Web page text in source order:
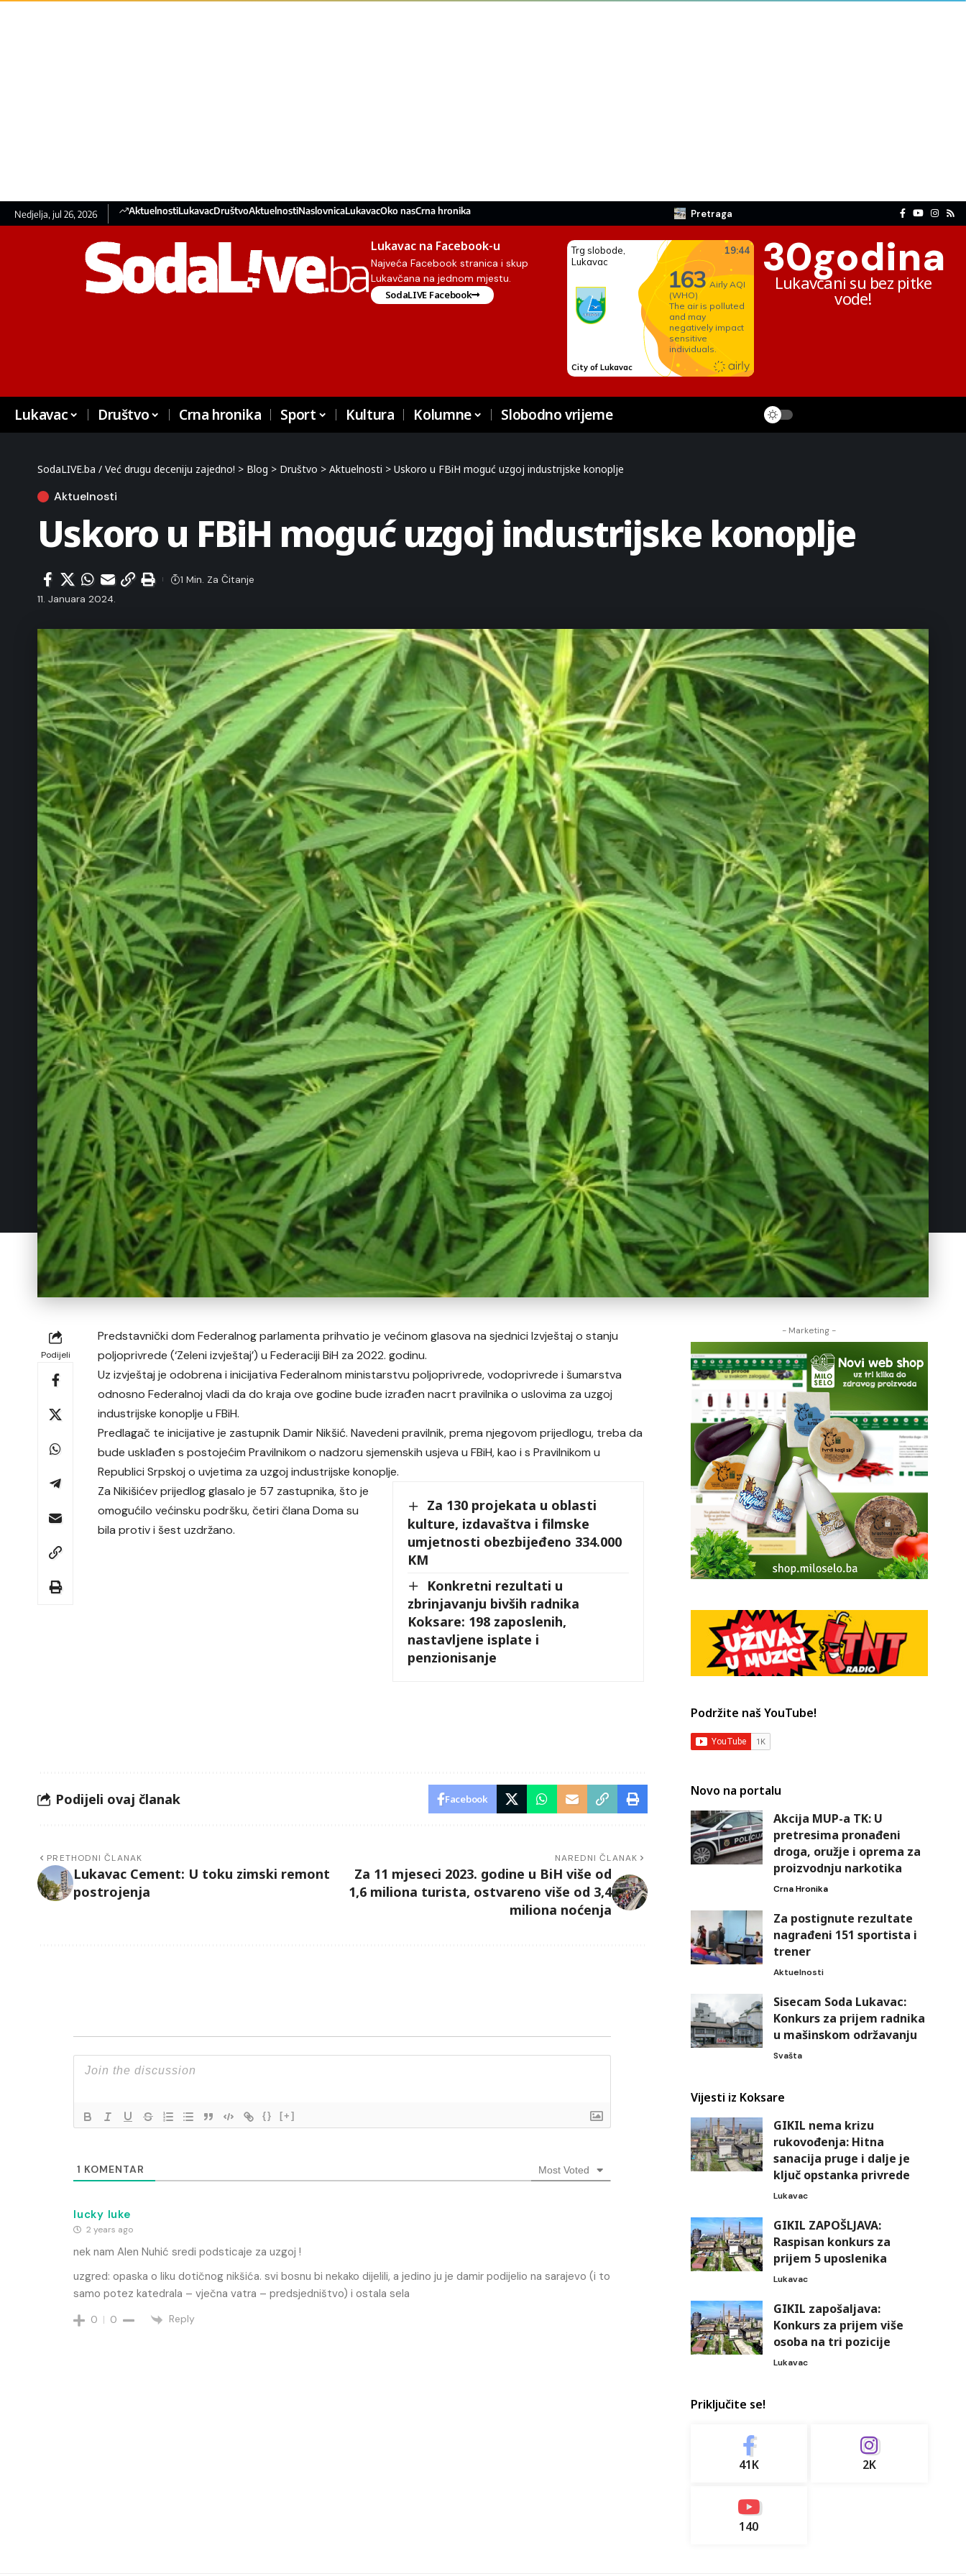
Nedjelja, jul 26, 2026 AktuelnostiLukavacDruštvoAktuelnostiNaslovnicaLukavacOko nasCrna hronika Pretraga
Lukavac na Facebook-u
Najveća Facebook stranica i skup
Lukavčana na jednom mjestu.
SodaLIVE Facebook
30godina
Lukavčani su bez pitke
vode!
Lukavac Društvo Crna hronika Sport Kultura Kolumne Slobodno vrijeme
SodaLIVE.ba / Već drugu deceniju zajedno! > Blog > Društvo > Aktuelnosti > Uskoro u FBiH moguć uzgoj industrijske konoplje
Aktuelnosti
Uskoro u FBiH moguć uzgoj industrijske konoplje
11. Januara 2024.
1 Min. Za Čitanje
Podijeli
Predstavnički dom Federalnog parlamenta prihvatio je većinom glasova na sjednici Izvještaj o stanju
poljoprivrede (‘Zeleni izvještaj’) u Federaciji BiH za 2022. godinu.
Uz izvještaj je odobrena i inicijativa Federalnom ministarstvu poljoprivrede, vodoprivrede i šumarstva
odnosno Federalnoj vladi da do kraja ove godine bude izrađen nacrt pravilnika o uslovima za uzgoj
industrijske konoplje u FBiH.
Predlagač te inicijative je zastupnik Damir Nikšić. Navedeni pravilnik, prema njegovom prijedlogu, treba da
bude usklađen s postojećim Pravilnikom o nadzoru sjemenskih usjeva u FBiH, kao i s Pravilnikom u
Republici Srpskoj o uvjetima za uzgoj industrijske konoplje.
Za 130 projekata u oblasti
kulture, izdavaštva i filmske
umjetnosti obezbijeđeno 334.000
KM
Konkretni rezultati u
zbrinjavanju bivših radnika
Koksare: 198 zaposlenih,
nastavljene isplate i
penzionisanje
Za Nikišićev prijedlog glasalo je 57 zastupnika, što je
omogućilo većinsku podršku, četiri člana Doma su
bila protiv i šest uzdržano.
Podijeli ovaj članak Facebook
PRETHODNI ČLANAK
Lukavac Cement: U toku zimski remont
postrojenja
NAREDNI ČLANAK
Za 11 mjeseci 2023. godine u BiH više od
1,6 miliona turista, ostvareno više od 3,4
miliona noćenja
{} [+]
1 KOMENTAR Most Voted
lucky luke
2 years ago
nek nam Alen Nuhić sredi podsticaje za uzgoj !
uzgred: opaska o liku dotičnog nikšića. svi bosnu bi nekako dijelili, a jedino ju je damir podijelio na sarajevo (i to
samo potez katedrala – vječna vatra – predsjedništvo) i ostala sela
0 0 Reply
- Marketing -
Podržite naš YouTube!
Novo na portalu
Akcija MUP-a TK: U
pretresima pronađeni
droga, oružje i oprema za
proizvodnju narkotika
Crna Hronika
Za postignute rezultate
nagrađeni 151 sportista i
trener
Aktuelnosti
Sisecam Soda Lukavac:
Konkurs za prijem radnika
u mašinskom održavanju
Svašta
Vijesti iz Koksare
GIKIL nema krizu
rukovođenja: Hitna
sanacija pruge i dalje je
ključ opstanka privrede
Lukavac
GIKIL ZAPOŠLJAVA:
Raspisan konkurs za
prijem 5 uposlenika
Lukavac
GIKIL zapošaljava:
Konkurs za prijem više
osoba na tri pozicije
Lukavac
Priključite se!
41K 2K
140